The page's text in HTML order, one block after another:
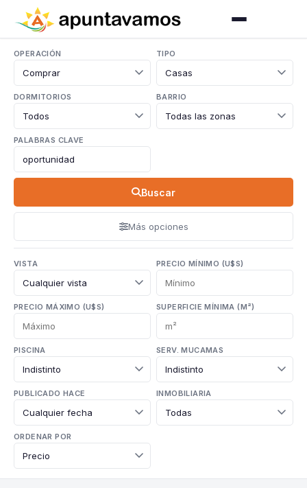
OPERACIÓN TIPO
DORMITORIOS BARRIO
PALABRAS CLAVE
Buscar
Más opciones
VISTA PRECIO MÍNIMO (U$S)
PRECIO MÁXIMO (U$S) SUPERFICIE MÍNIMA (M²)
PISCINA SERV. MUCAMAS
PUBLICADO HACE INMOBILIARIA
ORDENAR POR